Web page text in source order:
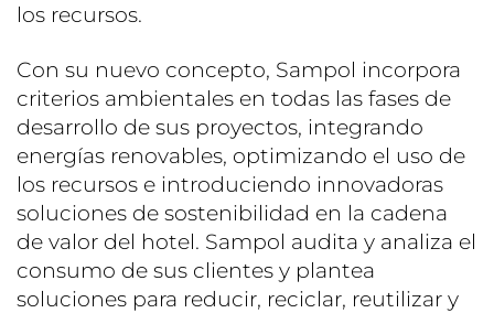
los recursos.
Con su nuevo concepto, Sampol incorpora
criterios ambientales en todas las fases de
desarrollo de sus proyectos, integrando
energías renovables, optimizando el uso de
los recursos e introduciendo innovadoras
soluciones de sostenibilidad en la cadena
de valor del hotel. Sampol audita y analiza el
consumo de sus clientes y plantea
soluciones para reducir, reciclar, reutilizar y